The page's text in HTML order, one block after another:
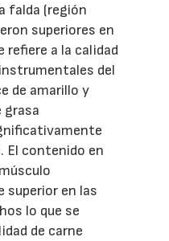
falda (región
superiores en
refiere a la calidad
del
de amarillo y
grasa
El contenido en
superior en las
lo que se
de carne